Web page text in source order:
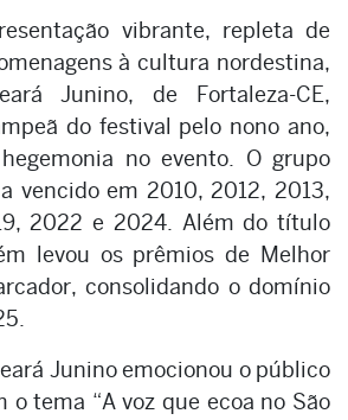
vibrante, repleta de
à cultura nordestina,
Junino, de Fortaleza-CE,
do festival pelo nono ano,
no evento. O grupo
vencido em 2010, 2012, 2013,
2022 e 2024. Além do título
levou os prêmios de Melhor
consolidando o domínio
Junino emocionou o público
o tema “A voz que ecoa no São